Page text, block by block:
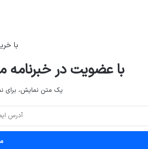
با
با عضویت در خبرنامه
یک متن نمایش،